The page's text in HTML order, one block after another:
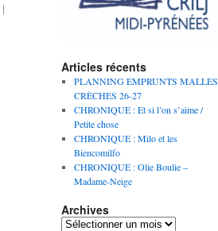
|
Articles récents
PLANNING EMPRUNTS MALLES
CRÈCHES 26-27
CHRONIQUE : Et si l’on s’aime /
Petite chose
CHRONIQUE : Milo et les
Biencomilfo
CHRONIQUE : Olie Boulie –
Madame-Neige
Archives
Archives